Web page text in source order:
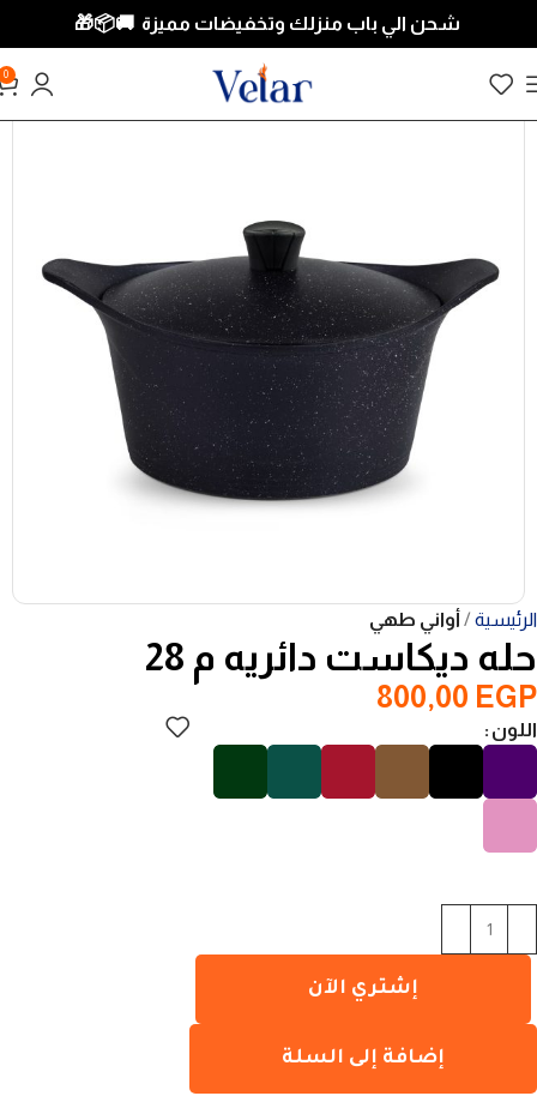
شحن الي باب منزلك وتخفيضات مميزة 🚚📦🎁
0
الرئيسية أواني طهي
حله ديكاست دائريه م 28
800,00 EGP
اللون
إشتري الآن
إضافة إلى السلة